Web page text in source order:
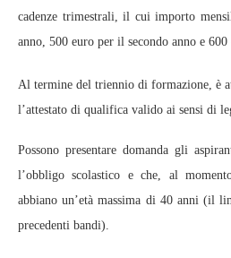
cadenze trimestrali, il cui importo
anno, 500 euro per il secondo anno e
Al termine del triennio di formazione, è
l’attestato di qualifica valido ai sensi di
Possono presentare domanda gli
l’obbligo scolastico e che, al
abbiano un’età massima di 40 anni (il
precedenti bandi).